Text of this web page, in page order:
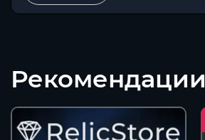
Рекомендации